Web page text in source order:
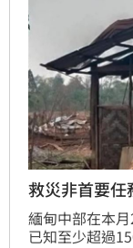
救災非首要任
緬甸中部在本
已知至少超過